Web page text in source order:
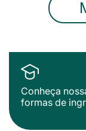
Conheça
formas de